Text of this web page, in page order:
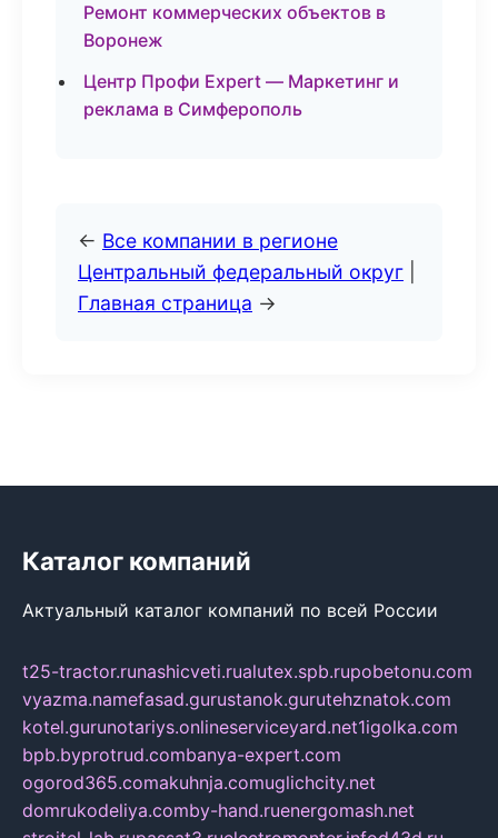
Ремонт коммерческих объектов в
Воронеж
Центр Профи Expert — Маркетинг и
реклама в Симферополь
← Все компании в регионе
Центральный федеральный округ
Главная страница →
Каталог компаний
Актуальный каталог компаний по всей России
t25-tractor.runashicveti.rualutex.spb.rupobetonu.com
vyazma.namefasad.gurustanok.gurutehznatok.com
kotel.gurunotariys.onlineserviceyard.net1igolka.com
bpb.byprotrud.combanya-expert.com
ogorod365.comakuhnja.comuglichcity.net
domrukodeliya.comby-hand.ruenergomash.net